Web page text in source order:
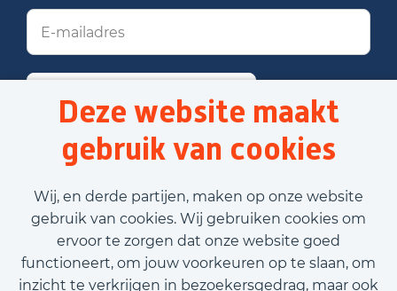
Deze website maakt
gebruik van cookies
Wij, en derde partijen, maken op onze website
gebruik van cookies. Wij gebruiken cookies om
ervoor te zorgen dat onze website goed
functioneert, om jouw voorkeuren op te slaan, om
inzicht te verkrijgen in bezoekersgedrag, maar ook
Achternaam
Stel job alert in